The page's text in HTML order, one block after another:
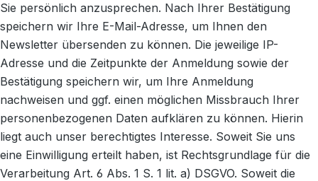
Sie persönlich anzusprechen. Nach Ihrer Bestätigung
speichern wir Ihre E-Mail-Adresse, um Ihnen den
Newsletter übersenden zu können. Die jeweilige IP-
Adresse und die Zeitpunkte der Anmeldung sowie der
Bestätigung speichern wir, um Ihre Anmeldung
nachweisen und ggf. einen möglichen Missbrauch Ihrer
personenbezogenen Daten aufklären zu können. Hierin
liegt auch unser berechtigtes Interesse. Soweit Sie uns
eine Einwilligung erteilt haben, ist Rechtsgrundlage für die
Verarbeitung Art. 6 Abs. 1 S. 1 lit. a) DSGVO. Soweit die